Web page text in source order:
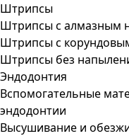
Штрипсы
Штрипсы c алмазным
Штрипсы c
Штрипсы без
Эндодонтия
Вспомогательные
эндодонтии
Высушивание и